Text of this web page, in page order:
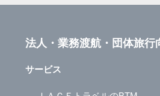
法人・業務渡航・団体旅行
サービス